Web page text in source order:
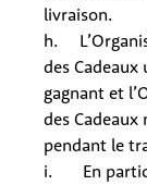
livraison.
h.
des
gagnant et
des
pendant le
i. En